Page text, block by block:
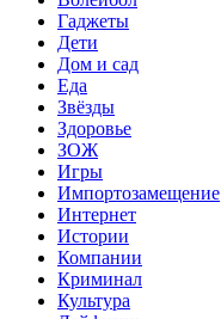
Гаджеты
Дети
Дом и сад
Еда
Звёзды
Здоровье
ЗОЖ
Игры
Импортозамещение
Интернет
Истории
Компании
Криминал
Культура